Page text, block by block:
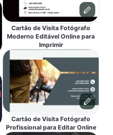
Cartão de Visita Fotógrafo
Moderno Editável Online para
Imprimir
Cartão de Visita Fotógrafo
Profissional para Editar Online